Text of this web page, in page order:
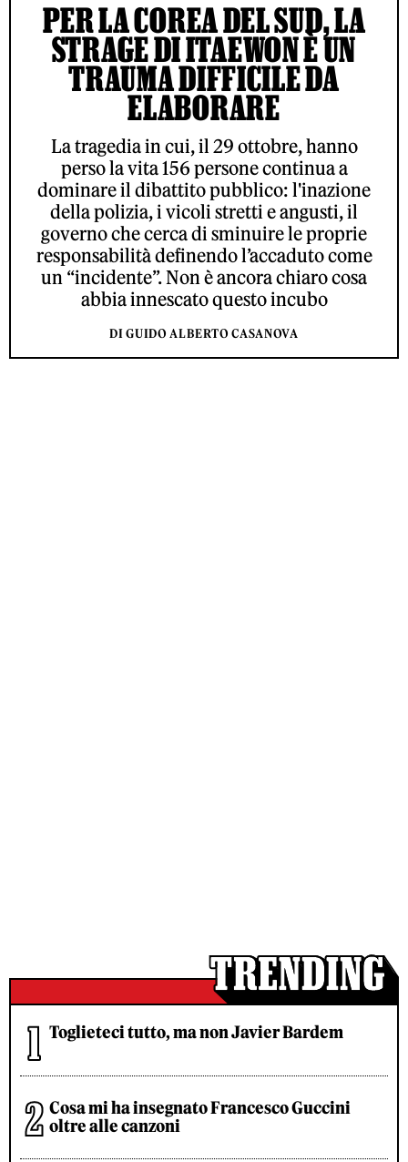
PER LA COREA DEL SUD, LA
STRAGE DI ITAEWON È UN
TRAUMA DIFFICILE DA
ELABORARE
La tragedia in cui, il 29 ottobre, hanno
perso la vita 156 persone continua a
dominare il dibattito pubblico: l'inazione
della polizia, i vicoli stretti e angusti, il
governo che cerca di sminuire le proprie
responsabilità definendo l’accaduto come
un “incidente”. Non è ancora chiaro cosa
abbia innescato questo incubo
DI GUIDO ALBERTO CASANOVA
Toglieteci tutto, ma non Javier Bardem
Cosa mi ha insegnato Francesco Guccini
oltre alle canzoni